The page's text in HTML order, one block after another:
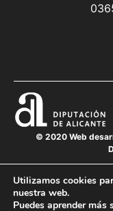
© 2020 Web
Utilizamos cookies
nuestra web.
Puedes aprender